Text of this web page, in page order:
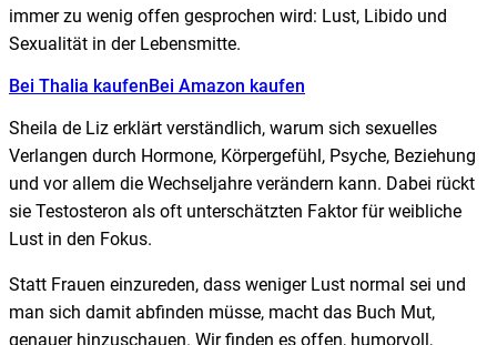
immer zu wenig offen gesprochen wird: Lust, Libido und
Sexualität in der Lebensmitte.
Bei Thalia kaufenBei Amazon kaufen
Sheila de Liz erklärt verständlich, warum sich sexuelles
Verlangen durch Hormone, Körpergefühl, Psyche, Beziehung
und vor allem die Wechseljahre verändern kann. Dabei rückt
sie Testosteron als oft unterschätzten Faktor für weibliche
Lust in den Fokus.
Statt Frauen einzureden, dass weniger Lust normal sei und
man sich damit abfinden müsse, macht das Buch Mut,
genauer hinzuschauen. Wir finden es offen, humorvoll,